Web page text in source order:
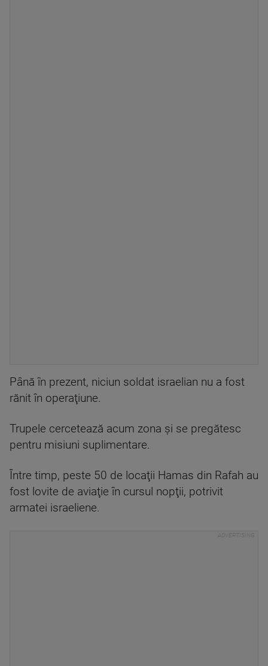
Până în prezent, niciun soldat israelian nu a fost
rănit în operaţiune.
Trupele cercetează acum zona şi se pregătesc
pentru misiuni suplimentare.
Între timp, peste 50 de locaţii Hamas din Rafah au
fost lovite de aviaţie în cursul nopţii, potrivit
armatei israeliene.